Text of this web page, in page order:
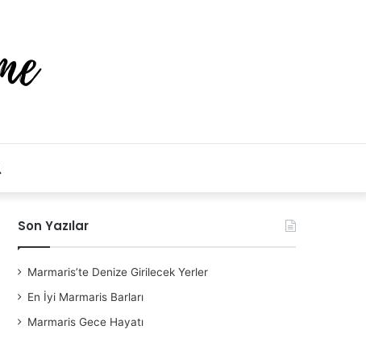
Arama
Son Yazılar
Marmaris’te Denize Girilecek Yerler
En İyi Marmaris Barları
Marmaris Gece Hayatı